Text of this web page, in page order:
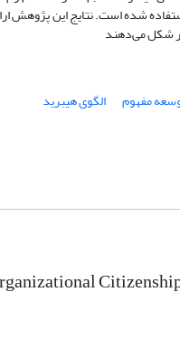
مفهوم
الگوی هیبرید